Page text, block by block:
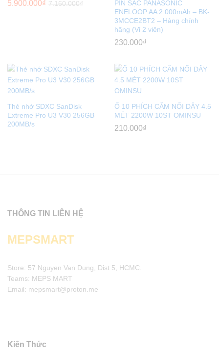
5.900.000₫ 7.160.000₫
PIN SẠC PANASONIC
ENELOOP AA 2.000mAh – BK-
3MCCE2BT2 – Hàng chính
hãng (Vỉ 2 viên)
230.000₫
Thẻ nhớ SDXC SanDisk
Extreme Pro U3 V30 256GB
200MB/s
Ổ 10 PHÍCH CẮM NỐI DÂY 4.5
MÉT 2200W 10ST OMINSU
210.000₫
THÔNG TIN LIÊN HỆ
MEPSMART
Store: 57 Nguyen Van Dung, Dist 5, HCMC.
Teams: MEPS MART
Email: mepsmart@proton.me
Kiến Thức